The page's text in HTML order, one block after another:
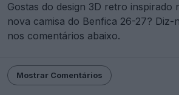
Gostas do design 3D retro inspirado
nova camisa do Benfica 26-27? Diz-
nos comentários abaixo.
Mostrar Comentários